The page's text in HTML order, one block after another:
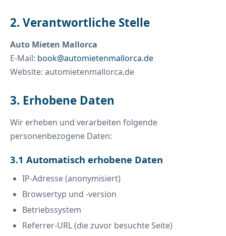
2. Verantwortliche Stelle
Auto Mieten Mallorca
E-Mail: book@automietenmallorca.de
Website: automietenmallorca.de
3. Erhobene Daten
Wir erheben und verarbeiten folgende
personenbezogene Daten:
3.1 Automatisch erhobene Daten
IP-Adresse (anonymisiert)
Browsertyp und -version
Betriebssystem
Referrer-URL (die zuvor besuchte Seite)